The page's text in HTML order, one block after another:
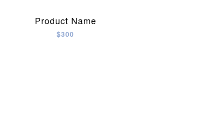
Product Name
$300